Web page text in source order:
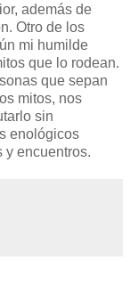
además de
Otro de los
mi humilde
que lo rodean.
que sepan
mitos, nos
sin
enológicos
y encuentros.